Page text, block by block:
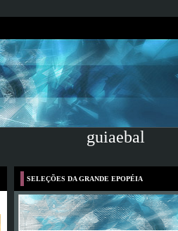
guiaebal
SELEÇÕES DA GRANDE EPOPÉIA